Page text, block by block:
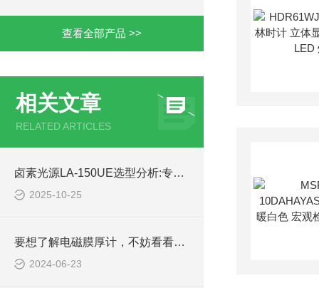
查看全部产品 >>
相关文章
RELATED ARTICLES
卤素光源LA-150UE选型分析:专业应用与关键考量
2025-10-25
要想了解电磁膜厚计，不妨看看下文！
2024-06-23